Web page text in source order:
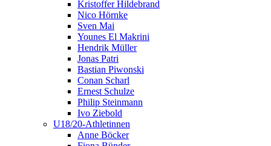
Kristoffer Hildebrand
Nico Hörnke
Sven Mai
Younes El Makrini
Hendrik Müller
Jonas Patri
Bastian Piwonski
Conan Scharl
Ernest Schulze
Philip Steinmann
Ivo Ziebold
U18/20-Athletinnen
Anne Böcker